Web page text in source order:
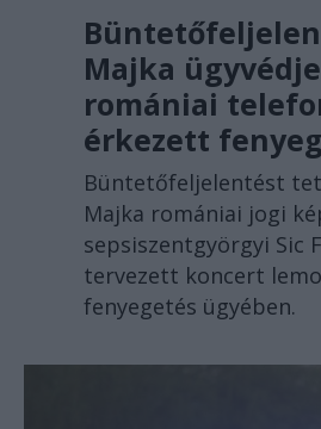
Majka
romániai
érkezett
Büntetőfeljelentést
Majka romániai jogi
sepsiszentgyörgyi Sic
tervezett koncert
fenyegetés ügyében.